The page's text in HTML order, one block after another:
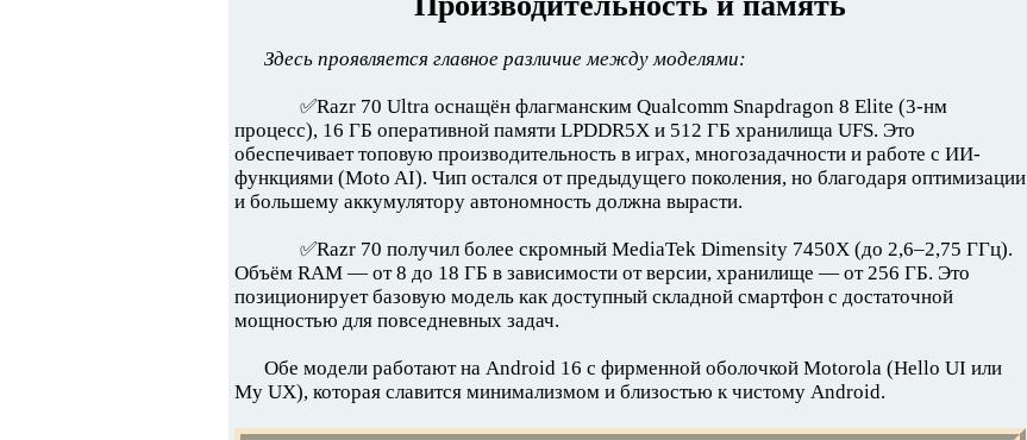
Здесь проявляется главное различие между моделями:
✅Razr 70 Ultra оснащён флагманским Qualcomm Snapdragon 8 Elite (3-нм
процесс), 16 ГБ оперативной памяти LPDDR5X и 512 ГБ хранилища UFS. Это
обеспечивает топовую производительность в играх, многозадачности и работе с ИИ-
функциями (Moto AI). Чип остался от предыдущего поколения, но благодаря оптимизации
и большему аккумулятору автономность должна вырасти.
✅Razr 70 получил более скромный MediaTek Dimensity 7450X (до 2,6–2,75 ГГц).
Объём RAM — от 8 до 18 ГБ в зависимости от версии, хранилище — от 256 ГБ. Это
позиционирует базовую модель как доступный складной смартфон с достаточной
мощностью для повседневных задач.
Обе модели работают на Android 16 с фирменной оболочкой Motorola (Hello UI или
My UX), которая славится минимализмом и близостью к чистому Android.